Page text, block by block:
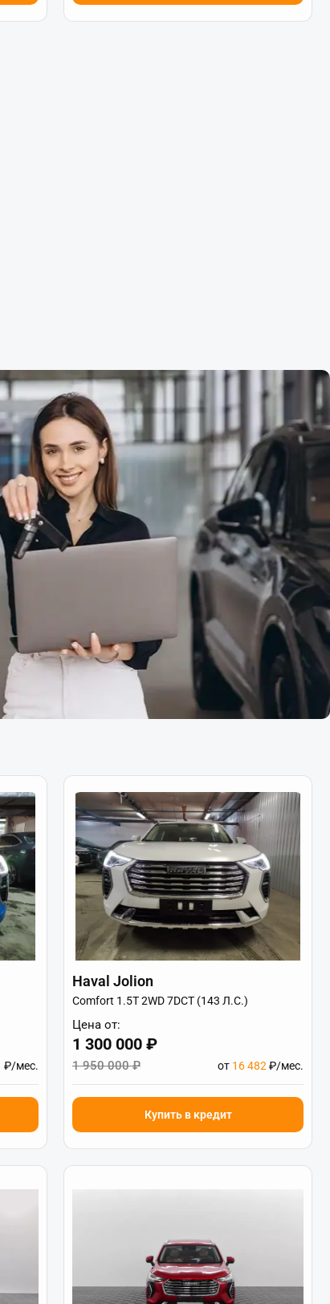
₽/мес.
Haval Jolion
Comfort 1.5T 2WD 7DCT (143 Л.С.)
Цена от:
1 300 000 ₽
1 950 000 ₽ от 16 482 ₽/мес.
Купить в кредит